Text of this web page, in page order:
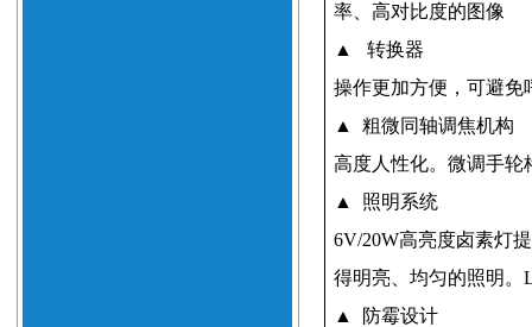
率、高对比度的图像
▲
转换器
操作更加方便，可避免
▲
粗微同轴调焦机构
高度人性化。微调手轮
▲
照明系统
6V/20W高亮度卤素灯
得明亮、均匀的照明。
▲
防霉设计